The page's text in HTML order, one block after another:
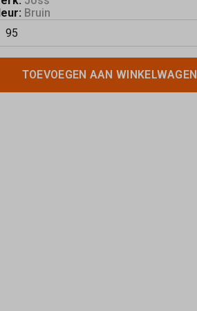
Bruin
TOEVOEGEN AAN WINKELWAGEN